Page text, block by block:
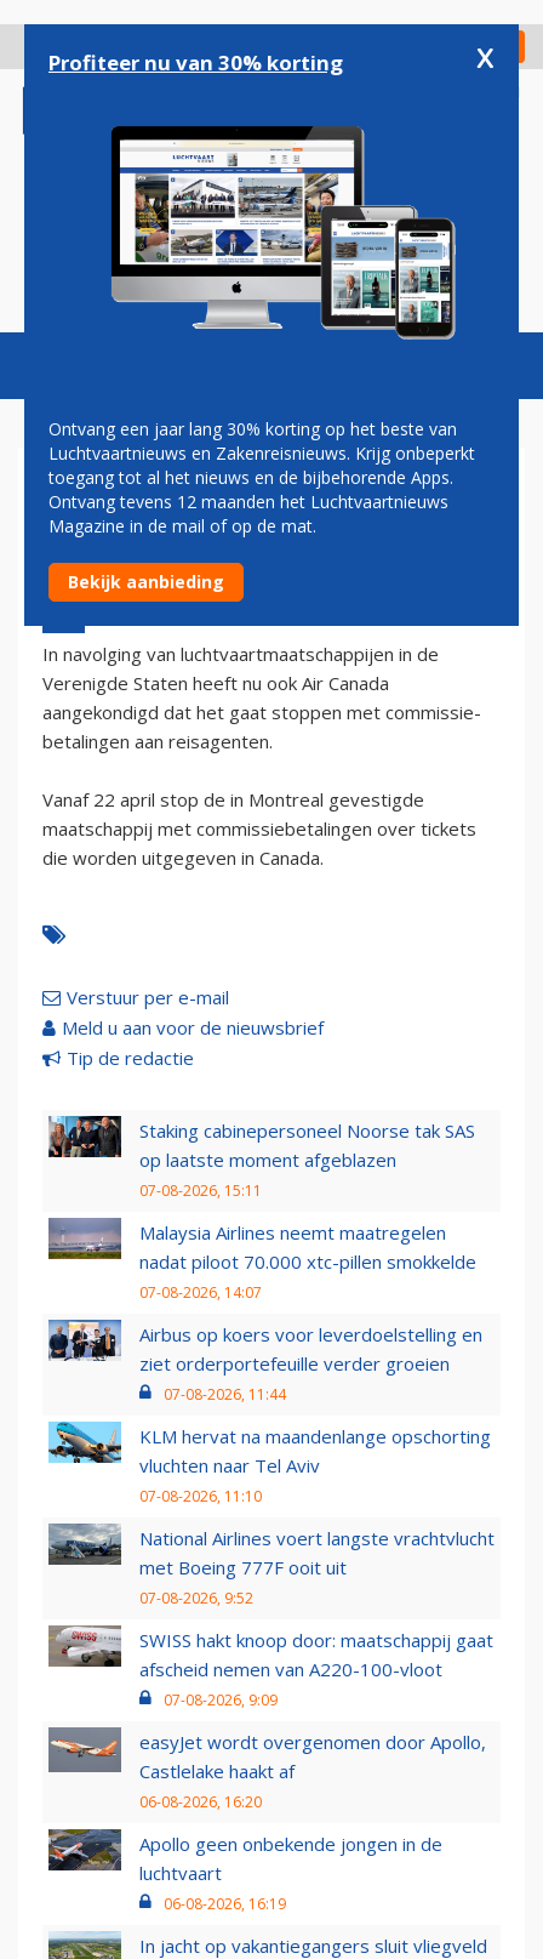
gaan
Check in
Magazine Podcasts Vacatures
AIR CANADA STOPT MET
COMMISSIEBETALINGEN
23 maart 2002 - 1:00
In navolging van luchtvaartmaatschappijen in de
Verenigde Staten heeft nu ook Air Canada
aangekondigd dat het gaat stoppen met commissie-
betalingen aan reisagenten.
Vanaf 22 april stop de in Montreal gevestigde
maatschappij met commissiebetalingen over tickets
die worden uitgegeven in Canada.
Verstuur per e-mail
Meld u aan voor de nieuwsbrief
Tip de redactie
Staking cabinepersoneel Noorse tak SAS
op laatste moment afgeblazen
07-08-2026, 15:11
Malaysia Airlines neemt maatregelen
nadat piloot 70.000 xtc-pillen smokkelde
07-08-2026, 14:07
Airbus op koers voor leverdoelstelling en
ziet orderportefeuille verder groeien
07-08-2026, 11:44
KLM hervat na maandenlange opschorting
vluchten naar Tel Aviv
07-08-2026, 11:10
National Airlines voert langste vrachtvlucht
met Boeing 777F ooit uit
07-08-2026, 9:52
SWISS hakt knoop door: maatschappij gaat
afscheid nemen van A220-100-vloot
07-08-2026, 9:09
easyJet wordt overgenomen door Apollo,
Castlelake haakt af
06-08-2026, 16:20
Apollo geen onbekende jongen in de
luchtvaart
06-08-2026, 16:19
In jacht op vakantiegangers sluit vliegveld
Profiteer nu van 30% korting x
Ontvang een jaar lang 30% korting op het beste van
Luchtvaartnieuws en Zakenreisnieuws. Krijg onbeperkt
toegang tot al het nieuws en de bijbehorende Apps.
Ontvang tevens 12 maanden het Luchtvaartnieuws
Magazine in de mail of op de mat.
Bekijk aanbieding